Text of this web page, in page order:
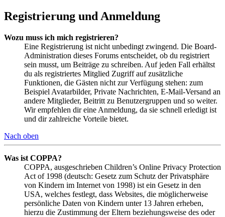
Registrierung und Anmeldung
Wozu muss ich mich registrieren?
Eine Registrierung ist nicht unbedingt zwingend. Die Board-
Administration dieses Forums entscheidet, ob du registriert
sein musst, um Beiträge zu schreiben. Auf jeden Fall erhältst
du als registriertes Mitglied Zugriff auf zusätzliche
Funktionen, die Gästen nicht zur Verfügung stehen: zum
Beispiel Avatarbilder, Private Nachrichten, E-Mail-Versand an
andere Mitglieder, Beitritt zu Benutzergruppen und so weiter.
Wir empfehlen dir eine Anmeldung, da sie schnell erledigt ist
und dir zahlreiche Vorteile bietet.
Nach oben
Was ist COPPA?
COPPA, ausgeschrieben Children’s Online Privacy Protection
Act of 1998 (deutsch: Gesetz zum Schutz der Privatsphäre
von Kindern im Internet von 1998) ist ein Gesetz in den
USA, welches festlegt, dass Websites, die möglicherweise
persönliche Daten von Kindern unter 13 Jahren erheben,
hierzu die Zustimmung der Eltern beziehungsweise des oder